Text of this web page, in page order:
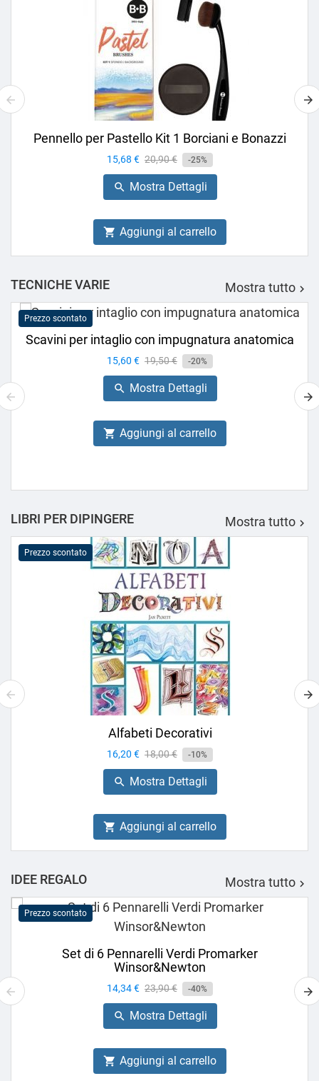
Pennello per Pastello Kit 1 Borciani e Bonazzi
Prezzo
15,68 € Prezzo
base
20,90 € -25%
 Mostra Dettagli
 Aggiungi al carrello
TECNICHE VARIE Mostra tutto 
Prezzo scontato
Scavini per intaglio con impugnatura anatomica
Prezzo
15,60 € Prezzo
base
19,50 € -20%
 Mostra Dettagli
 Aggiungi al carrello
LIBRI PER DIPINGERE Mostra tutto 
Prezzo scontato
Alfabeti Decorativi
Prezzo
16,20 € Prezzo
base
18,00 € -10%
 Mostra Dettagli
 Aggiungi al carrello
IDEE REGALO Mostra tutto 
Prezzo scontato
Set di 6 Pennarelli Verdi Promarker
Winsor&Newton
Prezzo
14,34 € Prezzo
base
23,90 € -40%
 Mostra Dettagli
 Aggiungi al carrello